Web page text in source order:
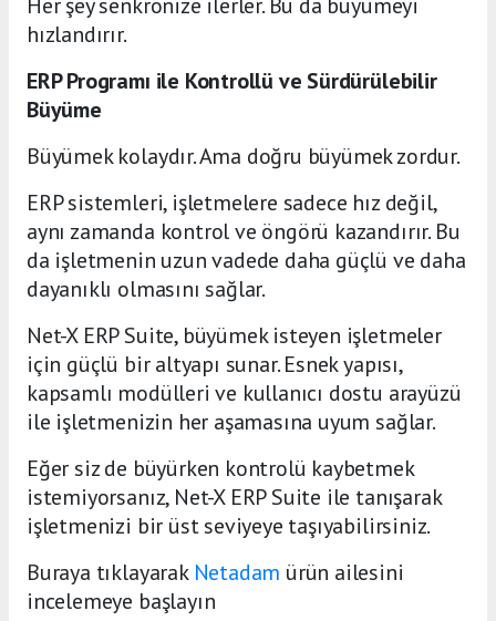
hızlandırır.
ERP Programı ile Kontrollü ve Sürdürülebilir
Büyüme
Büyümek kolaydır. Ama doğru büyümek zordur.
ERP sistemleri, işletmelere sadece hız değil,
aynı zamanda kontrol ve öngörü kazandırır. Bu
da işletmenin uzun vadede daha güçlü ve daha
dayanıklı olmasını sağlar.
Net-X ERP Suite, büyümek isteyen işletmeler
için güçlü bir altyapı sunar. Esnek yapısı,
kapsamlı modülleri ve kullanıcı dostu arayüzü
ile işletmenizin her aşamasına uyum sağlar.
Eğer siz de büyürken kontrolü kaybetmek
istemiyorsanız, Net-X ERP Suite ile tanışarak
işletmenizi bir üst seviyeye taşıyabilirsiniz.
Buraya tıklayarak Netadam ürün ailesini
incelemeye başlayın